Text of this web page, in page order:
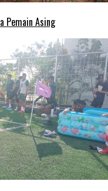
Pemain Asing